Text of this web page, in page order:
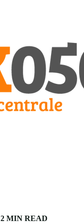
2 MIN READ